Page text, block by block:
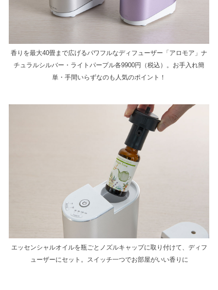
香りを最大40畳まで広げるパワフルなディフューザー「アロモア」ナ
チュラルシルバー・ライトパープル各9900円（税込）。お手入れ簡
単・手間いらずなのも人気のポイント！
エッセンシャルオイルを瓶ごとノズルキャップに取り付けて、ディフ
ューザーにセット。スイッチ一つでお部屋がいい香りに